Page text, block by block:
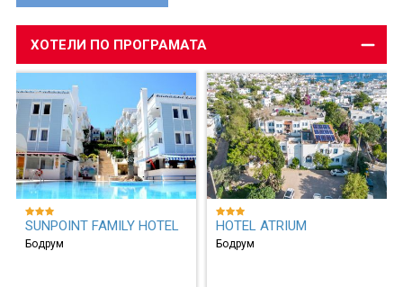
ХОТЕЛИ ПО ПРОГРАМАТА
SUNPOINT FAMILY HOTEL
Бодрум
HOTEL ATRIUM
Бодрум